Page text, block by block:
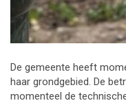
De gemeente heeft
haar grondgebied. De
momenteel de